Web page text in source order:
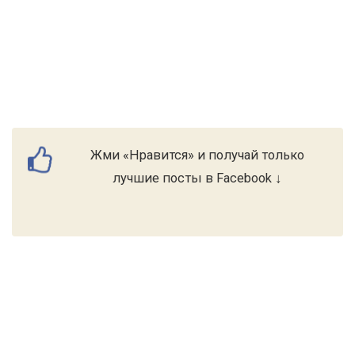
Жми «Нравится» и получай только
лучшие посты в Facebook ↓